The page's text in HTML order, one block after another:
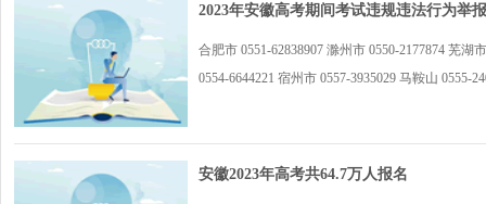
2023年安徽高考期间考试违规违法行为举
合肥市 0551-62838907 滁州市 0550-2177874 芜湖
0554-6644221 宿州市 0557-3935029 马鞍山 0555-
安徽2023年高考共64.7万人报名